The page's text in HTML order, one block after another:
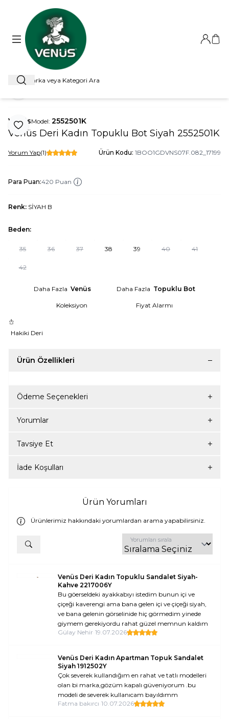
Ara
Giriş
Favoriye Ekle
VenüsModel: 2552501K
Venüs Deri Kadın Topuklu Bot Siyah 2552501K
Yorum Yap(1) Ürün Kodu: 1BOO1GDVNS07F.082_17199
Para Puan:420 Puan
Renk: SİYAH B
Beden:
35 36 37 38 39 40 41
42
Daha Fazla Venüs Daha Fazla Topuklu Bot
Koleksiyon Fiyat Alarmı
Hakiki Deri
Ürün Özellikleri
Ödeme Seçenekleri
Yorumlar
Tavsiye Et
İade Koşulları
Ürün Yorumları
Ürünlerimiz hakkındaki yorumlardan arama yapabilirsiniz.
Yorumları sırala
Venüs Deri Kadın Topuklu Sandalet Siyah-
Kahve 2217006Y
Bu göerseldeki ayakkabıyı istedim bunun içi ve
çiçeği kaverengi ama bana gelen içi ve çiçeği siyah,
ve bana gelenin görselinide hiç görmedim yinede
giymem gerekiyordu rahat güzel memnun kaldım
Gülay Nehir 19.07.2026
Venüs Deri Kadın Apartman Topuk Sandalet
Siyah 1912502Y
Çok severek kullandığım en rahat ve tatlı modelleri
olan bi marka,gözüm kapalı güveniyorum .bu
modeli de severek kullanıcam bayıldımm
Fatma bakırcı 10.07.2026